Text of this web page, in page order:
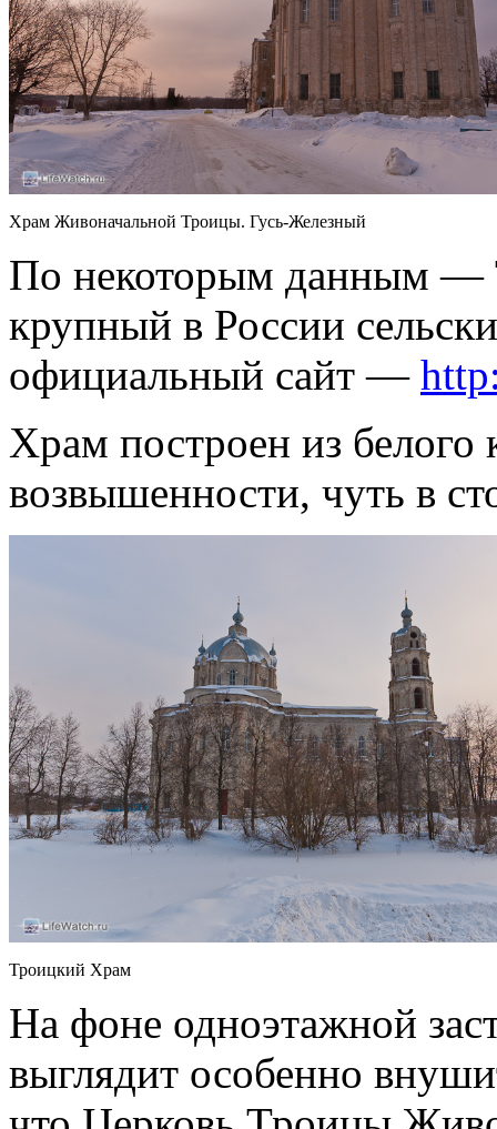
Храм Живоначальной Троицы. Гусь-Железный
По некоторым данным —
крупный в России
официальный сайт —
Храм построен из белого
возвышенности, чуть в
Троицкий Храм
На фоне одноэтажной
выглядит особенно